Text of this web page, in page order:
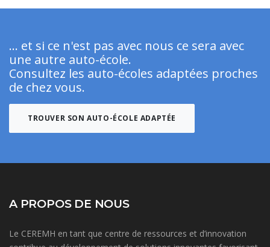
... et si ce n'est pas avec nous ce sera avec
une autre auto-école.
Consultez les auto-écoles adaptées proches
de chez vous.
TROUVER SON AUTO-ÉCOLE ADAPTÉE
A PROPOS DE NOUS
Le CEREMH en tant que centre de ressources et d’innovation